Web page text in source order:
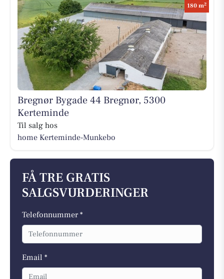
180 m2
Bregnør Bygade 44 Bregnør, 5300
Kerteminde
Til salg hos
home Kerteminde-Munkebo
FÅ TRE GRATIS
SALGSVURDERINGER
Telefonnummer *
Email *